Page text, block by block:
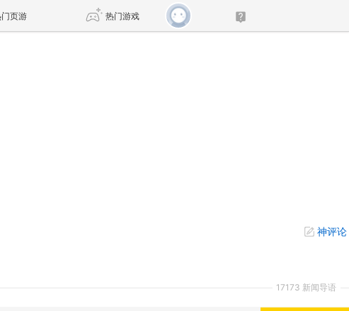
页游 热门游戏
神评论
17173 新闻导语